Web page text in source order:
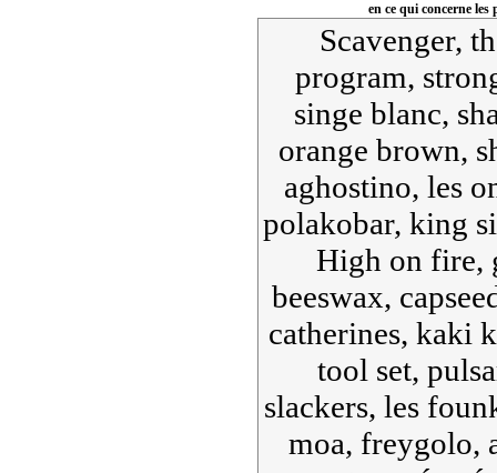
en ce qui concerne les
Scavenger,
program,
singe blanc,
orange brown,
aghostino, les
polakobar, king
High on fire,
beeswax,
catherines, kaki
tool set,
slackers, les
moa, freygolo,